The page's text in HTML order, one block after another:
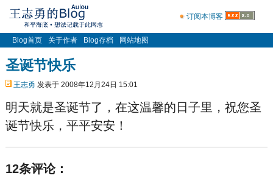
订阅本博客
Blog首页 关于作者 Blog存档 网站地图
圣诞节快乐
王志勇 发表于 2008年12月24日 15:01
明天就是圣诞节了，在这温馨的日子里，祝您圣
诞节快乐，平平安安！
12条评论：